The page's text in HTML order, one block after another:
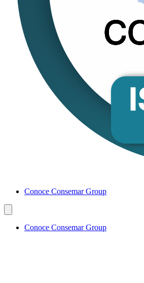
Conoce Consemar Group
Conoce Consemar Group